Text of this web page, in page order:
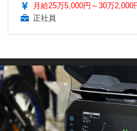
月給25万5,000円～30万2,000
正社員